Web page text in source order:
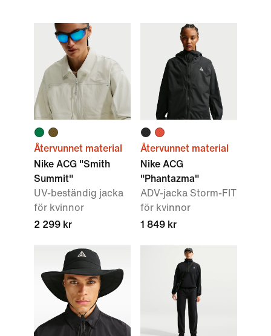
Återvunnet material
Nike ACG "Smith
Summit"
UV-beständig jacka
för kvinnor
2 299 kr
Återvunnet material
Nike ACG
"Phantazma"
ADV-jacka Storm-FIT
för kvinnor
1 849 kr